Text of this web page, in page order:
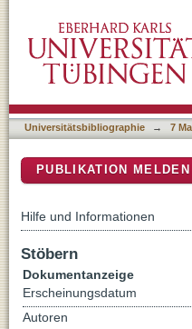
Universitätsbibliographie → 7
PUBLIKATION MELDEN
Hilfe und Informationen
Stöbern
Dokumentanzeige
Erscheinungsdatum
Autoren